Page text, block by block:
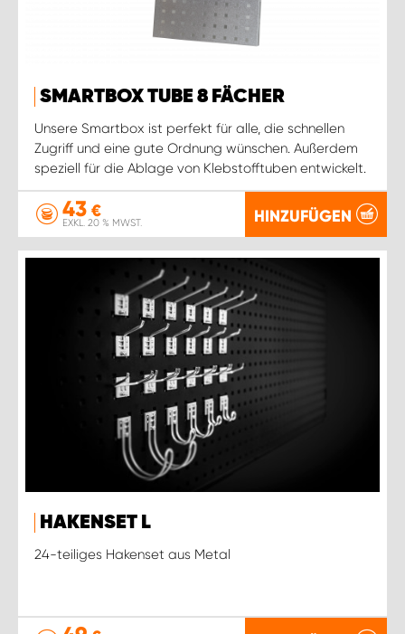
SMARTBOX TUBE 8 FÄCHER
Unsere Smartbox ist perfekt für alle, die schnellen
Zugriff und eine gute Ordnung wünschen. Außerdem
speziell für die Ablage von Klebstofftuben entwickelt.
43 €
EXKL. 20 % MWST. HINZUFÜGEN
HAKENSET L
24-teiliges Hakenset aus Metal